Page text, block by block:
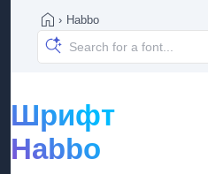
› Habbo
Шрифт
Habbo